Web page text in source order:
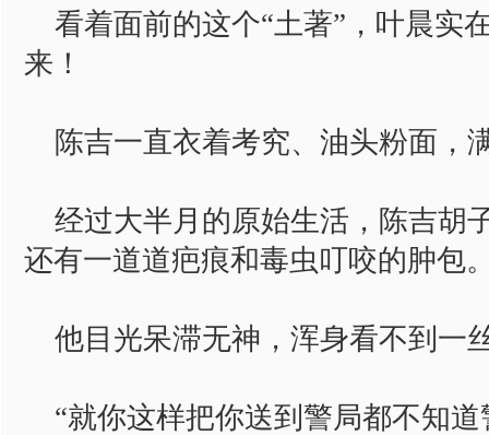
看着面前的这个“土著”，叶晨实
来！
陈吉一直衣着考究、油头粉面，
经过大半月的原始生活，陈吉胡
还有一道道疤痕和毒虫叮咬的肿包
他目光呆滞无神，浑身看不到一
“就你这样把你送到警局都不知道